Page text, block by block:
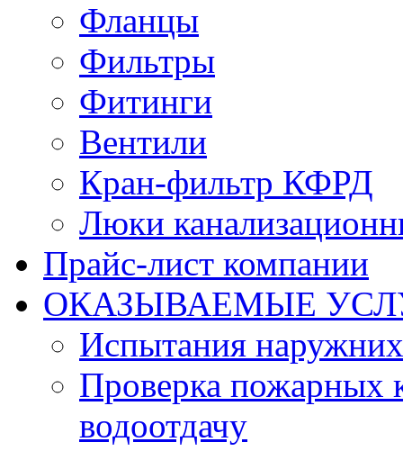
Фланцы
Фильтры
Фитинги
Вентили
Кран-фильтр КФРД
Люки
Прайс-лист компании
ОКАЗЫВАЕМЫЕ
Испытания
Проверка пожарных
водоотдачу